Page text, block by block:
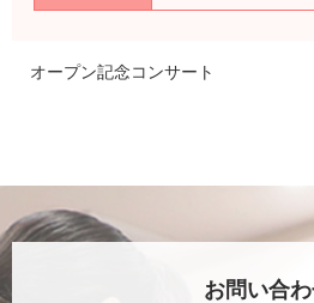
オープン記念コンサート
お問い合